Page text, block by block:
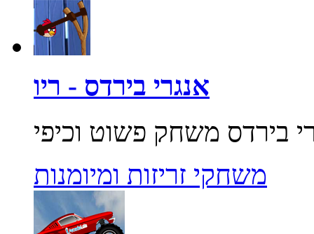
אנגרי בירדס - ריו
משחקי זריזות ומיומנות